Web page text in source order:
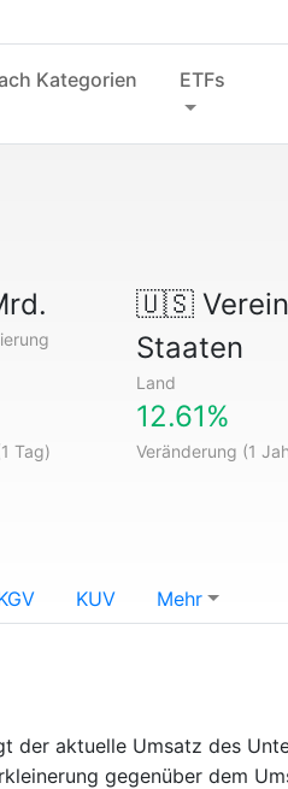
Kategorien ETFs
🇺🇸
Staaten
Land
Tag)
12.61%
Veränderung (1
KUV Mehr
der aktuelle Umsatz des
gegenüber dem